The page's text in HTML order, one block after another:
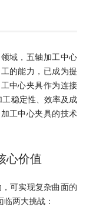
域，五轴加工中心
的能力，已成为提
中心夹具作为连接
工稳定性、效率及成
工中心夹具的技术
心价值
可实现复杂曲面的
两大挑战：